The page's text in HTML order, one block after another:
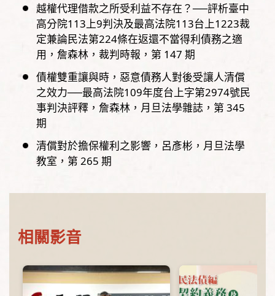
越權代理借款之所受利益不存在？──評析臺中
高分院113上9判決及最高法院113台上1223裁
定兼論民法第224條在返還不當得利債務之適
用
詹森林 裁判時報， 第 147 期
債權雙重讓與時，惡意債務人對後受讓人清償
之效力──最高法院109年度台上字第2974號民
事判決評釋
詹森林 月旦法學雜誌， 第345
期
清償對於擔保權利之影響
呂彥彬
月旦法學
教室， 第 265 期
相關影音